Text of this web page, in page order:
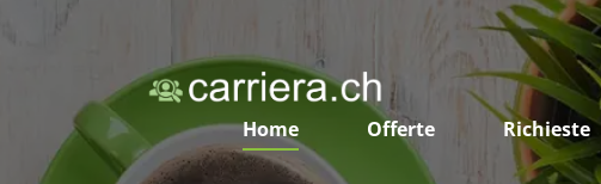
Home Offerte Richieste